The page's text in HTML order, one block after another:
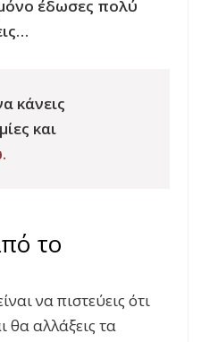
έδωσες πολύ
κάνεις
και
το
να πιστεύεις ότι
θα αλλάξεις τα